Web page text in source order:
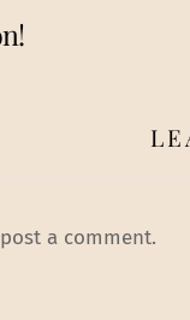
a comment.